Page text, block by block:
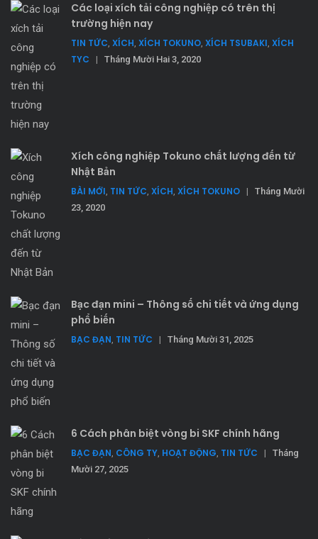
Đọc tiếp
Add to wishlist
Xi lanh không trục có phanh SRT3
Đọc tiếp
Add to wishlist
Xi lanh 2 trục UCA2 – Thiết bị khí nén CKD
Các loại xích tải công nghiệp có trên thị
trường hiện nay
TIN TỨC, XÍCH, XÍCH TOKUNO, XÍCH TSUBAKI, XÍCH
TYC
| Tháng Mười Hai 3, 2020
Xích công nghiệp Tokuno chất lượng đến từ
Nhật Bản
BÀI MỚI, TIN TỨC, XÍCH, XÍCH TOKUNO |
Tháng Mười
23, 2020
Bạc đạn mini – Thông số chi tiết và ứng dụng
phổ biến
BẠC ĐẠN, TIN TỨC | Tháng Mười 31, 2025
6 Cách phân biệt vòng bi SKF chính hãng
BẠC ĐẠN, CÔNG TY, HOẠT ĐỘNG, TIN TỨC |
Tháng
Mười 27, 2025